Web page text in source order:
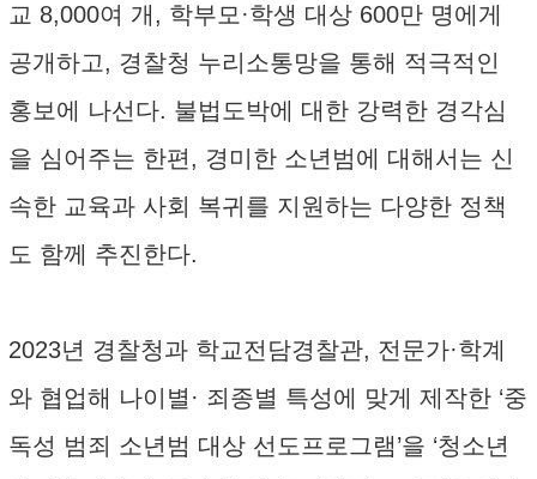
교 8,000여 개, 학부모·학생 대상 600만 명에게
공개하고, 경찰청 누리소통망을 통해 적극적인
홍보에 나선다. 불법도박에 대한 강력한 경각심
을 심어주는 한편, 경미한 소년범에 대해서는 신
속한 교육과 사회 복귀를 지원하는 다양한 정책
도 함께 추진한다.
2023년 경찰청과 학교전담경찰관, 전문가·학계
와 협업해 나이별· 죄종별 특성에 맞게 제작한 ‘중
독성 범죄 소년범 대상 선도프로그램’을 ‘청소년